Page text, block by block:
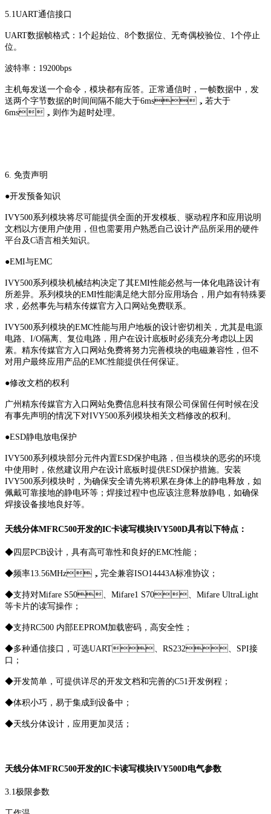
5.1UART通信接口
UART数据帧格式：1个起始位、8个数据位、无奇偶校验位、1个停止
位。
波特率：19200bps
主机每发送一个命令，模块都有应答。正常通信时，一帧数据中，发
送两个字节数据的时间间隔不能大于6ms，若大于
6ms，则作为超时处理。
6. 免责声明
●开发预备知识
IVY500系列模块将尽可能提供全面的开发模板、驱动程序和应用说明
文档以方便用户使用，但也需要用户熟悉自己设计产品所采用的硬件
平台及C语言相关知识。
●EMI与EMC
IVY500系列模块机械结构决定了其EMI性能必然与一体化电路设计有
所差异。系列模块的EMI性能满足绝大部分应用场合，用户如有特殊要
求，必然事先与精东传媒官方入口网站免费联系。
IVY500系列模块的EMC性能与用户地板的设计密切相关，尤其是电源
电路、I/O隔离、复位电路，用户在设计底板时必须充分考虑以上因
素。精东传媒官方入口网站免费将努力完善模块的电磁兼容性，但不
对用户最终应用产品的EMC性能提供任何保证。
●修改文档的权利
广州精东传媒官方入口网站免费信息科技有限公司保留任何时候在没
有事先声明的情况下对IVY500系列模块相关文档修改的权利。
●ESD静电放电保护
IVY500系列模块部分元件内置ESD保护电路，但当模块的恶劣的环境
中使用时，依然建议用户在设计底板时提供ESD保护措施。安装
IVY500系列模块时，为确保安全请先将积累在身体上的静电释放，如
佩戴可靠接地的静电环等；焊接过程中也应该注意释放静电，如确保
焊接设备接地良好等。
天线分体MFRC500开发的IC卡读写模块IVY500D具有以下特点：
◆四层PCB设计，具有高可靠性和良好的EMC性能；
◆频率13.56MHz，完全兼容ISO14443A标准协议；
◆支持对Mifare S50、Mifare1 S70、Mifare UltraLight
等卡片的读写操作；
◆支持RC500 内部EEPROM加载密码，高安全性；
◆多种通信接口，可选UART、RS232、SPI接
口；
◆开发简单，可提供详尽的开发文档和完善的C51开发例程；
◆体积小巧，易于集成到设备中；
◆天线分体设计，应用更加灵活；
天线分体MFRC500开发的IC卡读写模块IVY500D电气参数
3.1极限参数